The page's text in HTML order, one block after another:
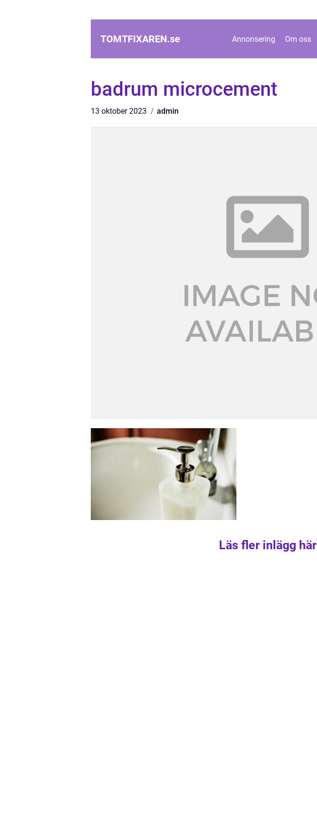
TOMTFIXAREN.se Annonsering Om oss
badrum microcement
13 oktober 2023 admin
Läs fler inlägg här